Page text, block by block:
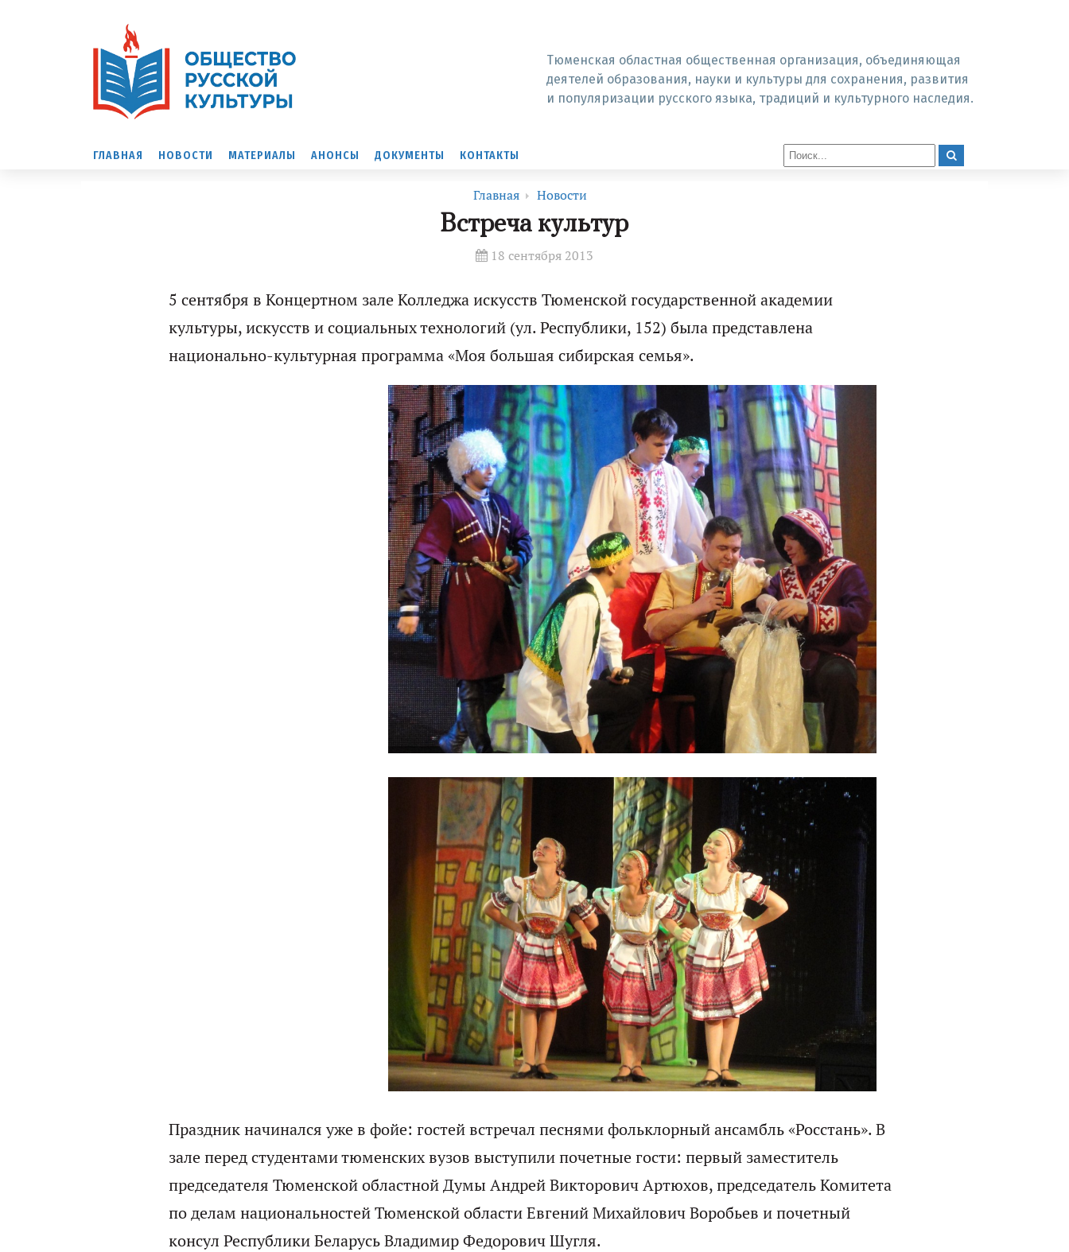
Тюменская областная общественная организация, объединяющая
деятелей образования, науки и культуры для сохранения, развития
и популяризации русского языка, традиций и культурного наследия.
ГЛАВНАЯ НОВОСТИ МАТЕРИАЛЫ АНОНСЫ ДОКУМЕНТЫ КОНТАКТЫ
Главная Новости
Встреча культур
18 сентября 2013
5 сентября в Концертном зале Колледжа искусств Тюменской государственной академии
культуры, искусств и социальных технологий (ул. Республики, 152) была представлена
национально-культурная программа «Моя большая сибирская семья».
Праздник начинался уже в фойе: гостей встречал песнями фольклорный ансамбль «Росстань». В
зале перед студентами тюменских вузов выступили почетные гости: первый заместитель
председателя Тюменской областной Думы Андрей Викторович Артюхов, председатель Комитета
по делам национальностей Тюменской области Евгений Михайлович Воробьев и почетный
консул Республики Беларусь Владимир Федорович Шугля.